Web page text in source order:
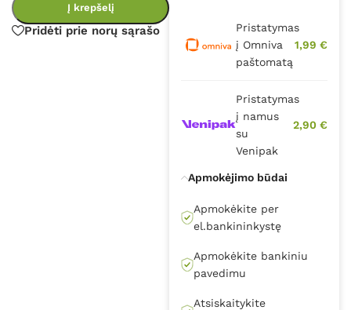
Į krepšelį
Pridėti prie norų sąrašo
Pristatymas
į Omniva
paštomatą
1,99 €
Pristatymas
į namus
su
Venipak
2,90 €
Apmokėjimo būdai
Apmokėkite per
el.bankininkystę
Apmokėkite bankiniu
pavedimu
Atsiskaitykite